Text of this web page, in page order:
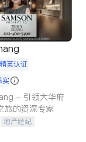
英认证
实
- 引领大华府
旅的资深专家
地产经纪